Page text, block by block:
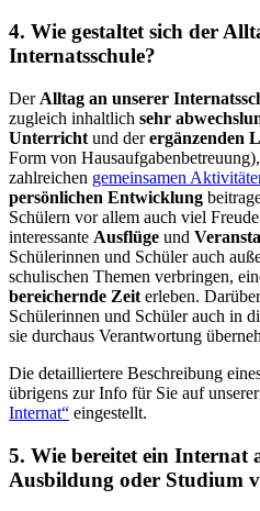
4. Wie gestaltet sich der
Internatsschule?
Der Alltag an unserer
zugleich inhaltlich sehr
Unterricht und derergänzenden
Form von
zahlreichen gemeinsamen
persönlichen Entwicklung
Schülern vor allem auch viel
interessante Ausflüge und
Schülerinnen und Schüler auch
schulischen Themen verbringen,
bereichernde Zeit erleben.
Schülerinnen und Schüler auch in
sie durchaus Verantwortung
Die detailliertere Beschreibung
übrigens zur Info für Sie auf
Internat“ eingestellt.
5. Wie bereitet ein Internat
Ausbildung oder Studium